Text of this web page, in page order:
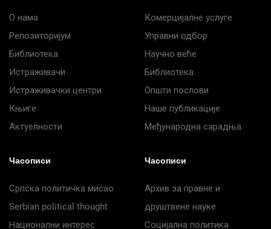
О нама
Репозиторијум
Библиотека
Истраживачи
Истраживачки центри
Књиге
Актуелности
Комерцијалне услуге
Управни одбор
Научно веће
Библиотека
Општи послови
Наше публикације
Међународна сарадња
Часописи
Српска политичка мисао
Serbian political thought
Национални интерес
Часописи
Архив за правне и
друштвене науке
Социјална политика